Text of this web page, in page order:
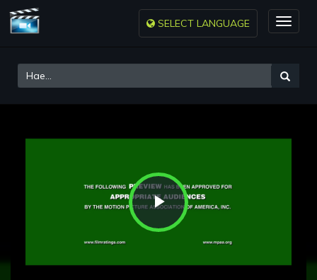
Toggle
SELECT LANGUAGE
Play